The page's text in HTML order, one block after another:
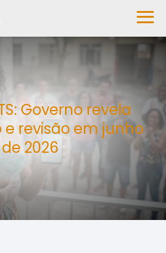
Governo revela
revisão em junho
de 2026